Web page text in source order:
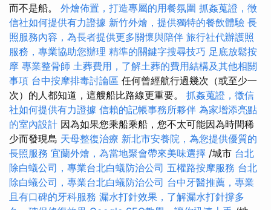
而不是船。 外燴佈置，打造專屬的用餐氛圍 抓姦蒐證，徵
信社如何提供有力證據 新竹外燴，提供獨特的餐飲體驗 長
照服務內容，為長者提供更多關懷與陪伴 旅行社代辦護照
服務，專業協助您辦理 精準的關鍵字搜尋技巧 足底放鬆按
摩 專業整骨師 土葬費用，了解土葬的費用結構及其他相關
事項 台中按摩排毒討論區 任何曾經航行過幾次（或至少一
次）的人都知道，這艘船比路線更重要。 抓姦蒐證，徵信
社如何提供有力證據 信賴的記帳事務所夥伴 為家增添亮點
的室內設計 因為如果您乘船乘船，您不太可能因為時間稀
少而發現島 天母整復治療 新北市安養院，為您提供優質的
長照服務 宜蘭外燴，為當地聚會帶來美味選擇 /城市 台北
除白蟻公司，專業台北白蟻防治公司 五權路按摩服務 台北
除白蟻公司，專業台北白蟻防治公司 台中牙醫推薦，專業
且有口碑的牙科服務 漏水打針效果，了解漏水打針撐多